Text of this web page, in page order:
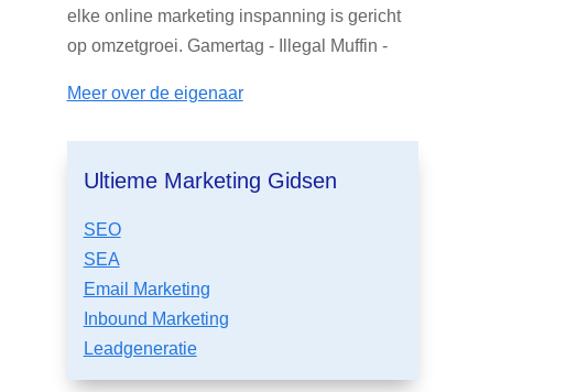
elke online marketing inspanning is gericht
op omzetgroei. Gamertag - Illegal Muffin -
Meer over de eigenaar
Ultieme Marketing Gidsen
SEO
SEA
Email Marketing
Inbound Marketing
Leadgeneratie